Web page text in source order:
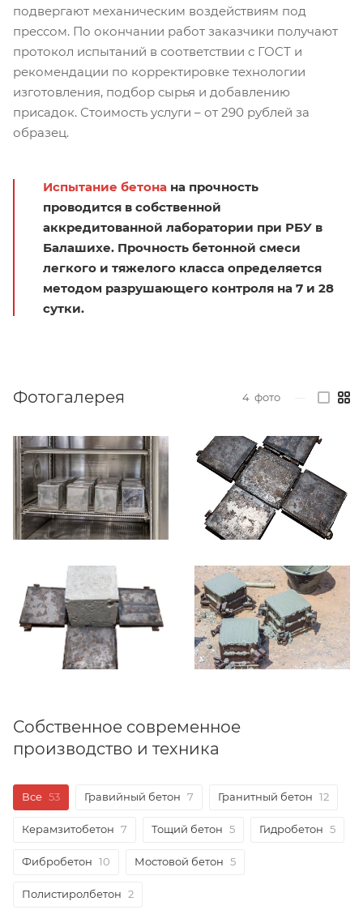
подвергают механическим воздействиям под
прессом. По окончании работ заказчики получают
протокол испытаний в соответствии с ГОСТ и
рекомендации по корректировке технологии
изготовления, подбор сырья и добавлению
присадок. Стоимость услуги – от 290 рублей за
образец.
Испытание бетона на прочность
проводится в собственной
аккредитованной лаборатории при РБУ в
Балашихе. Прочность бетонной смеси
легкого и тяжелого класса определяется
методом разрушающего контроля на 7 и 28
сутки.
Фотогалерея 4 фото
Собственное современное
производство и техника
Все 53 Гравийный бетон 7 Гранитный бетон 12
Керамзитобетон 7 Тощий бетон 5 Гидробетон 5
Фибробетон 10 Мостовой бетон 5
Полистиролбетон 2